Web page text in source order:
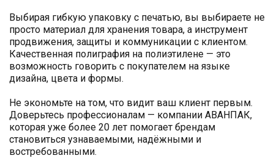
Выбирая гибкую упаковку с печатью, вы выбираете не
просто материал для хранения товара, а инструмент
продвижения, защиты и коммуникации с клиентом.
Качественная полиграфия на полиэтилене — это
возможность говорить с покупателем на языке
дизайна, цвета и формы.
Не экономьте на том, что видит ваш клиент первым.
Доверьтесь профессионалам — компании АВАНПАК,
которая уже более 20 лет помогает брендам
становиться узнаваемыми, надёжными и
востребованными.